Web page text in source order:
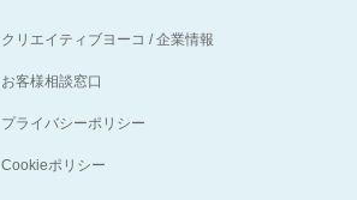
クリエイティブヨーコ /企業情報
お客様相談窓口
プライバシーポリシー
Cookieポリシー